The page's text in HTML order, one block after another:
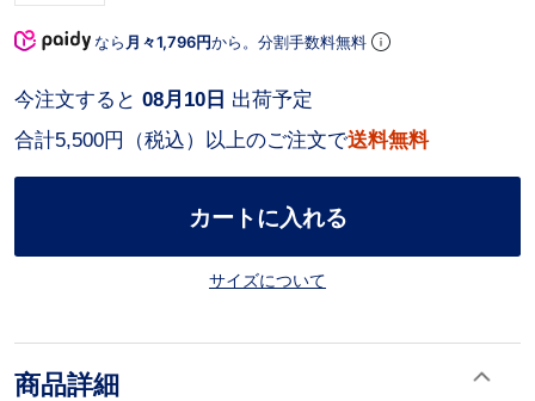
なら 月々1,796円から。分割手数料無料
合計5,500円（税込）以上のご注文で送料無料
今注文すると 08月10日 出荷予定
カートに入れる
サイズについて
商品詳細